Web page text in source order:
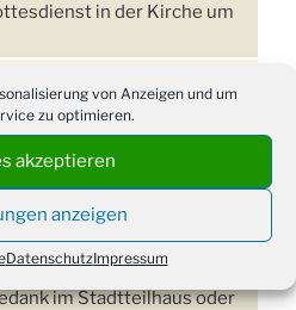
von Anzeigen und um
zu optimieren.
akzeptieren
anzeigen
DatenschutzImpressum
in der Kirche um
Junggebliebene
Stadtteilhaus oder
Kirche um 16:30 Uhr
im Stadtteilhaus oder